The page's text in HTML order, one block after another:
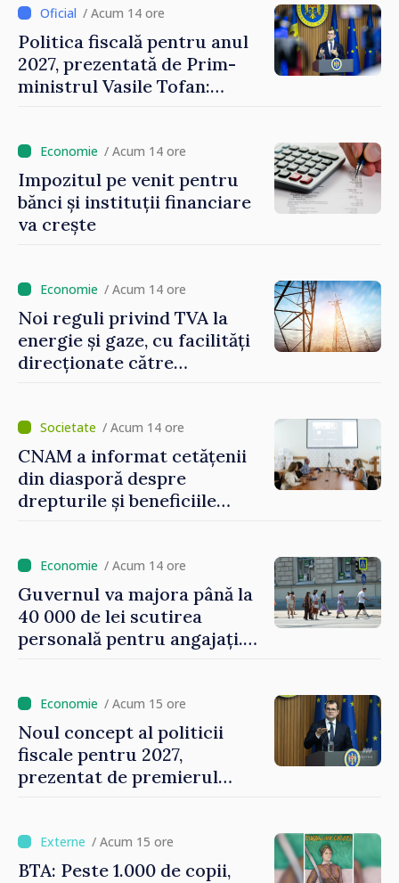
/ Acum 14 ore
Politica fiscală pentru anul
2027, prezentată de Prim-
ministrul Vasile Tofan:
taxare mai echitabilă
/ Acum 14 ore
Impozitul pe venit pentru
bănci și instituții financiare
va crește
/ Acum 14 ore
Noi reguli privind TVA la
energie și gaze, cu facilități
direcționate către
/ Acum 14 ore
CNAM a informat cetățenii
din diasporă despre
drepturile și beneficiile
/ Acum 14 ore
Guvernul va majora până la
40 000 de lei scutirea
personală pentru angajați.
oamenilor”/ Acum 15 ore
Noul concept al politicii
fiscale pentru 2027,
prezentat de premierul
investițiile, taxăm viciile și
echilibrăm taxarea
/ Acum 15 ore
BTA: Peste 1.000 de copii,